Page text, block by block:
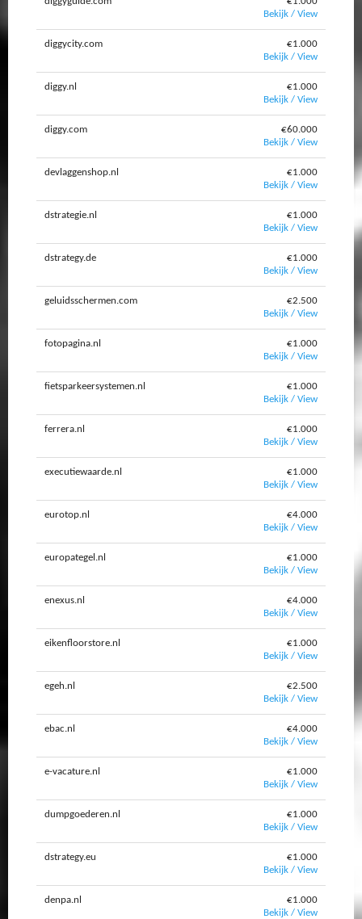
Bekijk / View
diggycity.com
€1.000
Bekijk / View
diggy.nl
€1.000
Bekijk / View
diggy.com
€60.000
Bekijk / View
devlaggenshop.nl
€1.000
Bekijk / View
dstrategie.nl
€1.000
Bekijk / View
dstrategy.de
€1.000
Bekijk / View
geluidsschermen.com
€2.500
Bekijk / View
fotopagina.nl
€1.000
Bekijk / View
fietsparkeersystemen.nl
€1.000
Bekijk / View
ferrera.nl
€1.000
Bekijk / View
executiewaarde.nl
€1.000
Bekijk / View
eurotop.nl
€4.000
Bekijk / View
europategel.nl
€1.000
Bekijk / View
enexus.nl
€4.000
Bekijk / View
eikenfloorstore.nl
€1.000
Bekijk / View
egeh.nl
€2.500
Bekijk / View
ebac.nl
€4.000
Bekijk / View
e-vacature.nl
€1.000
Bekijk / View
dumpgoederen.nl
€1.000
Bekijk / View
dstrategy.eu
€1.000
Bekijk / View
denpa.nl
€1.000
Bekijk / View